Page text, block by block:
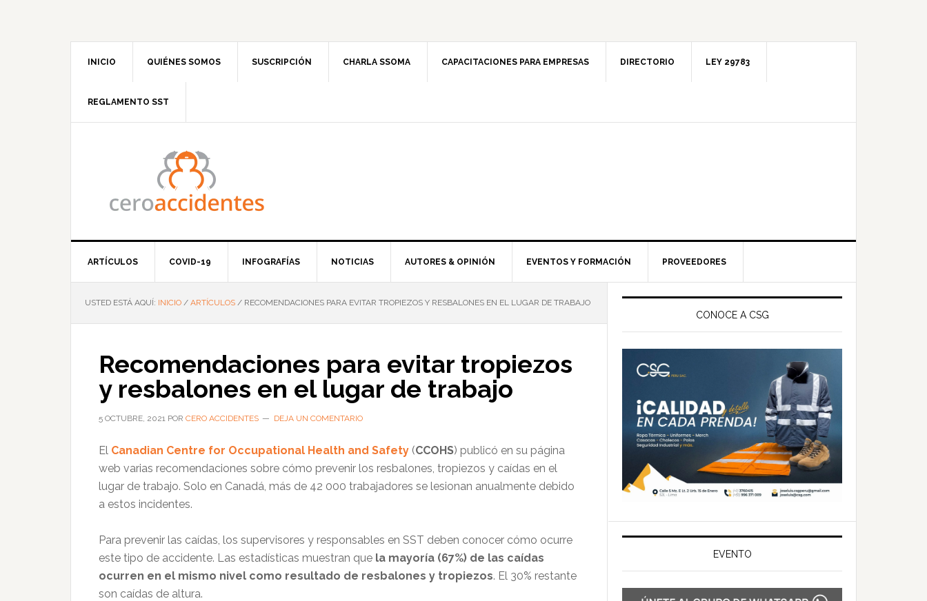
INICIO QUIÉNES SOMOS SUSCRIPCIÓN CHARLA SSOMA CAPACITACIONES PARA EMPRESAS DIRECTORIO LEY 29783
REGLAMENTO SST
ARTÍCULOS COVID-19 INFOGRAFÍAS NOTICIAS AUTORES & OPINIÓN EVENTOS Y FORMACIÓN PROVEEDORES
USTED ESTÁ AQUÍ: INICIO / ARTÍCULOS / RECOMENDACIONES PARA EVITAR TROPIEZOS Y RESBALONES EN EL LUGAR DE TRABAJO
Recomendaciones para evitar tropiezos
y resbalones en el lugar de trabajo
5 OCTUBRE, 2021 POR CERO ACCIDENTES DEJA UN COMENTARIO
El Canadian Centre for Occupational Health and Safety (CCOHS) publicó en su página
web varias recomendaciones sobre cómo prevenir los resbalones, tropiezos y caídas en el
lugar de trabajo. Solo en Canadá, más de 42 000 trabajadores se lesionan anualmente debido
a estos incidentes.
Para prevenir las caídas, los supervisores y responsables en SST deben conocer cómo ocurre
este tipo de accidente. Las estadísticas muestran que la mayoría (67%) de las caídas
ocurren en el mismo nivel como resultado de resbalones y tropiezos. El 30% restante
son caídas de altura.
Barra
principal
CONOCE A CSG
EVENTO